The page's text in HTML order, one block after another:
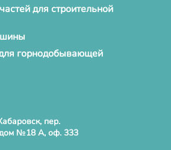
для строительной
горнодобывающей
пер.
№18 А, оф. 333